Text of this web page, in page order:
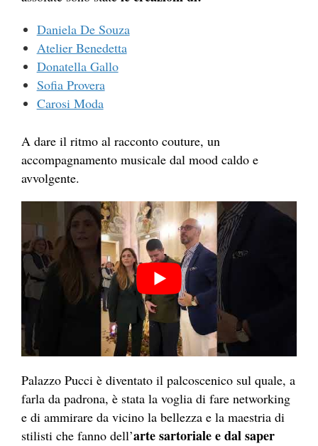
Daniela De Souza
Atelier Benedetta
Donatella Gallo
Sofia Provera
Carosi Moda
A dare il ritmo al racconto couture, un
accompagnamento musicale dal mood caldo e
avvolgente.
Palazzo Pucci è diventato il palcoscenico sul quale, a
farla da padrona, è stata la voglia di fare networking
e di ammirare da vicino la bellezza e la maestria di
stilisti che fanno dell’arte sartoriale e dal saper